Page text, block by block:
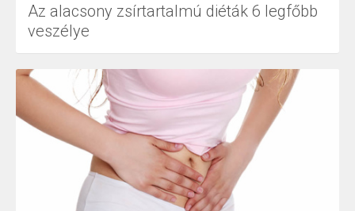
Az alacsony zsírtartalmú diéták 6 legfőbb
veszélye